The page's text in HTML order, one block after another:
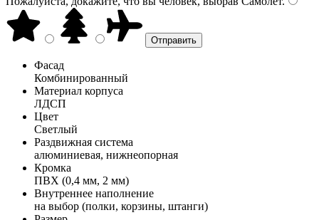
Фасад
Комбинированный
Материал корпуса
ЛДСП
Цвет
Светлый
Раздвижная система
алюминиевая, нижнеопорная
Кромка
ПВХ (0,4 мм, 2 мм)
Внутреннее наполнение
на выбор (полки, корзины, штанги)